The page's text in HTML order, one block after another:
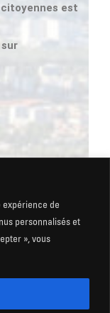
de
personnalisés et
», vous
est